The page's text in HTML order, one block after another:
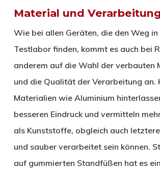
Material und
Wie bei allen Geräten, die den Weg in
Testlabor finden, kommt es auch bei
anderem auf die Wahl der verbauten
und die Qualität der Verarbeitung an.
Materialien wie Aluminium
besseren Eindruck und vermitteln
als Kunststoffe, obgleich auch
und sauber verarbeitet sein können.
auf gummierten Standfüßen hat es